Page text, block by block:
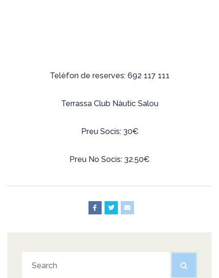
Telèfon de reserves: 692 117 111
Terrassa Club Nàutic Salou
Preu Socis: 30€
Preu No Socis: 32.50€